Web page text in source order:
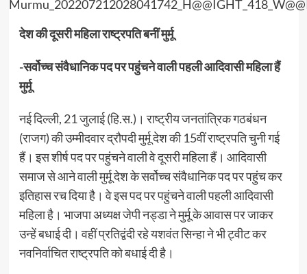
देश की दूसरी महिला राष्ट्रपति बनीं मुर्मू
-सर्वोच्च संवैधानिक पद पर पहुंचने वाली पहली आदिवासी महिला हैं
मुर्मू
नई दिल्ली, 21 जुलाई (हि.स.)। राष्ट्रीय जनतांत्रिक गठबंधन
(राजग) की उम्मीदवार द्रौपदी मुर्मू देश की 15वीं राष्ट्रपति चुनी गई
हैं। इस शीर्ष पद पर पहुंचने वाली वे दूसरी महिला हैं। आदिवासी
समाज से आने वाली मुर्मू देश के सर्वोच्च संवैधानिक पद पर पहुंच कर
इतिहास रच दिया है। वे इस पद पर पहुंचने वाली पहली आदिवासी
महिला है। भाजपा अध्यक्ष जेपी नड्डा ने मुर्मू के आवास पर जाकर
उन्हें बधाई दी। वहीं प्रतिद्वंदी रहे यशवंत सिन्हा ने भी ट्वीट कर
नवनिर्वाचित राष्ट्रपति को बधाई दी है।